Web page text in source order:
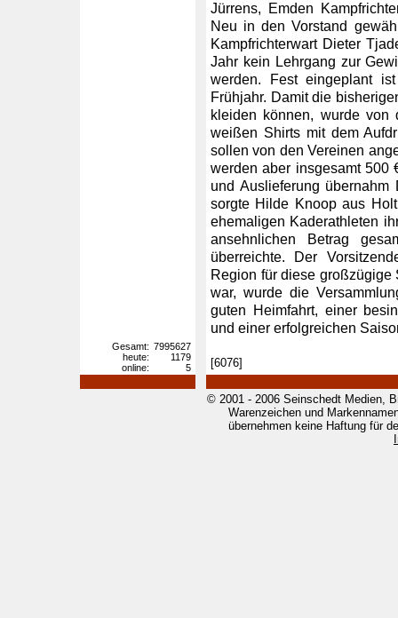
Jürrens, Emden
Neu in den Vorstand
Kampfrichterwart Dieter
Jahr kein Lehrgang zur
werden. Fest eingeplant
Frühjahr. Damit die
kleiden können, wurde von
weißen Shirts mit dem
sollen von den Vereinen
werden aber insgesamt 500
und Auslieferung
sorgte Hilde Knoopaus
ehemaligen Kaderathleten
ansehnlichen Betrag
überreichte. Der
Region für diese
war, wurde die
guten Heimfahrt, einer
und einer erfolgreichen
[6076]
Gesamt: 7995627
heute:
1179
online:
5
© 2001 - 2006 Seinschedt Medien,
Warenzeichen und
übernehmen keine Haftung für